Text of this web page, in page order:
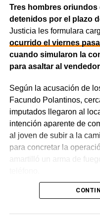
sociedades, comercios
embargo, el expediente
exactitud cuánto dinero
ni qué parte
La jueza también
de ingresos durante un
una relación laboral con
aclaró que esos datos
totalidad de los
participaciones
saldos durante varios
movimientos como parte
Tres hombres
detenidos por el plazo
Justicia les formulara
ocurrido el viernes
cuando simularon la
para asaltar al
Según la acusación de
Facundo Polantinos,
imputados llegaron al
intención aparente de
al joven de subir a la
para concretar la
amartilló un arma de
La Fiscalía sostuvo
recorrían distintas